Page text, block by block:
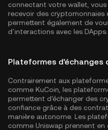
connectant votre wallet,
recevoir des cryptomonnaies
permettent également de
d'interactions avec les DApps.
Plateformes d'échanges
Contrairement aux
comme KuCoin, les
permettent d'échanger des
confiance grâce à des
manière autonome. Les
comme Uniswap prennent